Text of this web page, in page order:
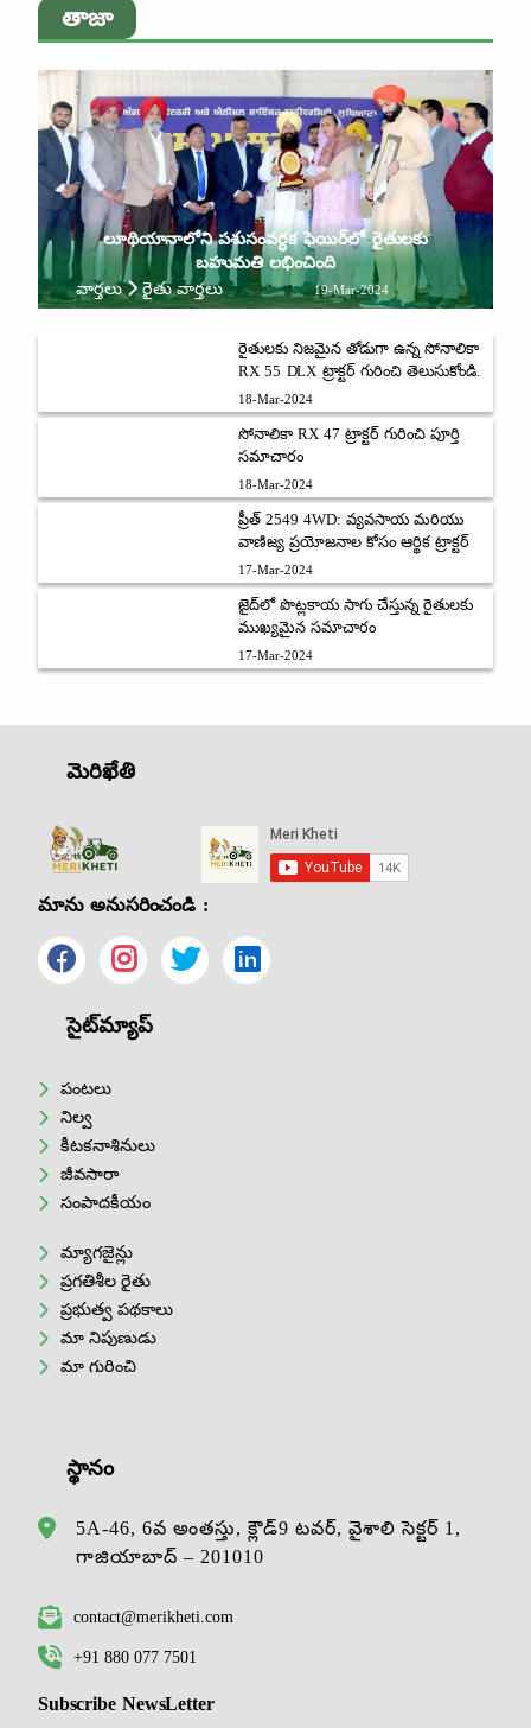
తాజా
లూథియానాలోని పశుసంవర్ధక ఫెయిర్‌లో రైతులకు
బహుమతి లభించింది
వార్తలు
రైతు వార్తలు 19-Mar-2024
రైతులకు నిజమైన తోడుగా ఉన్న సోనాలికా
RX 55 DLX ట్రాక్టర్ గురించి తెలుసుకోండి.
18-Mar-2024
సోనాలికా RX 47 ట్రాక్టర్ గురించి పూర్తి
సమాచారం
18-Mar-2024
ప్రీత్ 2549 4WD: వ్యవసాయ మరియు
వాణిజ్య ప్రయోజనాల కోసం ఆర్థిక ట్రాక్టర్
17-Mar-2024
జైద్‌లో పొట్లకాయ సాగు చేస్తున్న రైతులకు
ముఖ్యమైన సమాచారం
17-Mar-2024
మెరిఖేతి
మాను అనుసరించండి :
సైట్‌మ్యాప్
పంటలు
నిల్వ
కీటకనాశినులు
జీవసారా
సంపాదకీయం
మ్యాగజైన్లు
ప్రగతిశీల రైతు
ప్రభుత్వ పథకాలు
మా నిపుణుడు
మా గురించి
స్థానం
5A-46, 6వ అంతస్తు, క్లౌడ్9 టవర్, వైశాలి సెక్టర్ 1,
గాజియాబాద్ – 201010
contact@merikheti.com
+91 880 077 7501
Subscribe NewsLetter